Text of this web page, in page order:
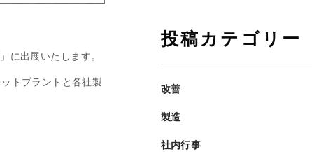
」に出展いたします。
トプラントと各社製
投稿カテゴリー
改善
製造
社内行事